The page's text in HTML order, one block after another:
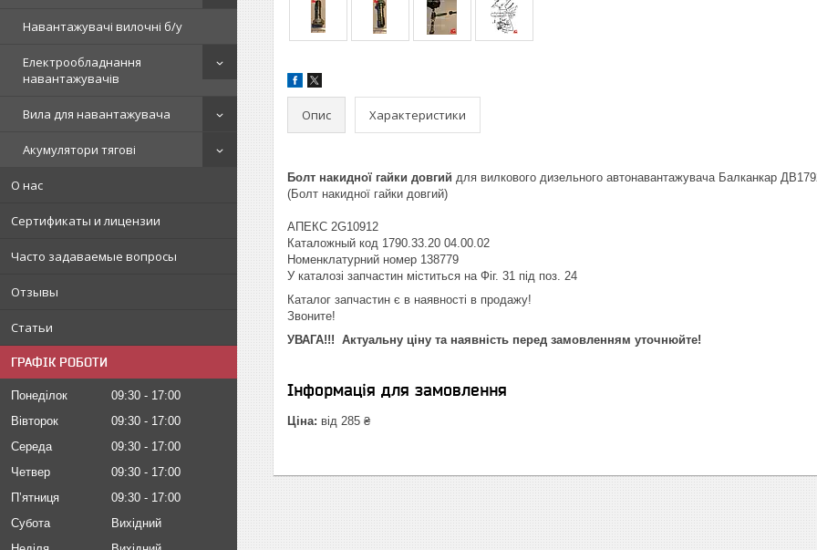
Навантажувачі вилочні б/у
Електрообладнання
навантажувачів
Вила для навантажувача
Акумулятори тягові
О нас
Сертификаты и лицензии
Часто задаваемые вопросы
Отзывы
Статьи
ГРАФІК РОБОТИ
Понеділок 09:30
17:00
Вівторок
09:30
17:00
Середа
09:30
17:00
Четвер
09:30
17:00
Пʼятниця
09:30
17:00
Субота
Вихідний
Опис Характеристики
Болт накидної гайки довгий для вилкового дизельного автонавантажувача Балканкар
(Болт накидної гайки довгий)
АПЕКС 2G10912
Каталожный код 1790.33.20 04.00.02
Номенклатурний номер 138779
У каталозі запчастин міститься на Фіг. 31 під поз. 24
Каталог запчастин є в наявності в продажу!
Звоните!
УВАГА!!! Актуальну ціну та наявність перед замовленням уточнюйте!
Інформація для замовлення
Ціна: від 285 ₴